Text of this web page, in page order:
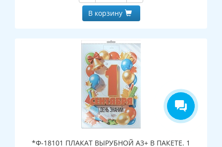
В корзину
*Ф-18101 ПЛАКАТ ВЫРУБНОЙ А3+ В ПАКЕТЕ. 1